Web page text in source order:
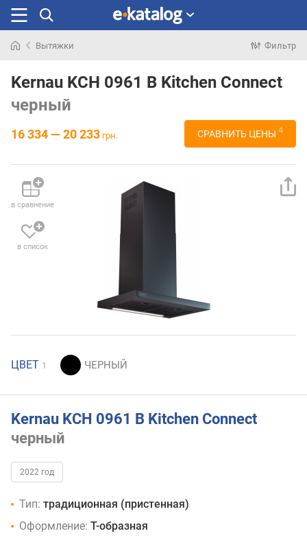
раньше
Вытяжки Фильтр
Kernau KCH 0961 B Kitchen Connect
черный
16 334 — 20 233 грн. СРАВНИТЬ ЦЕНЫ 4
в сравнение
в список
ЦВЕТ 1
Kernau KCH 0961 B Kitchen Connect
черный
2022 год
Тип: традиционная (пристенная)
Оформление: Т-образная